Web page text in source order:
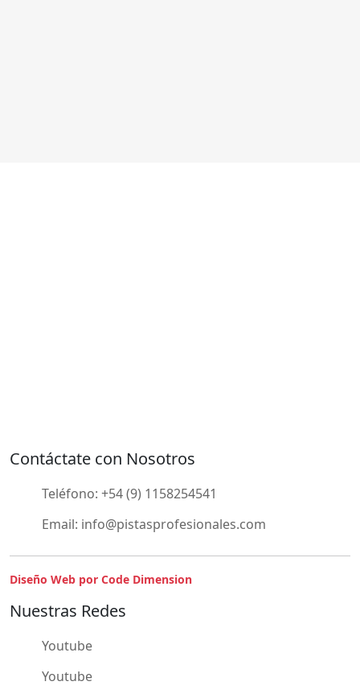
Contáctate con Nosotros
Teléfono: +54 (9) 1158254541
Email: info@pistasprofesionales.com
Diseño Web por Code Dimension
Nuestras Redes
Youtube
Youtube